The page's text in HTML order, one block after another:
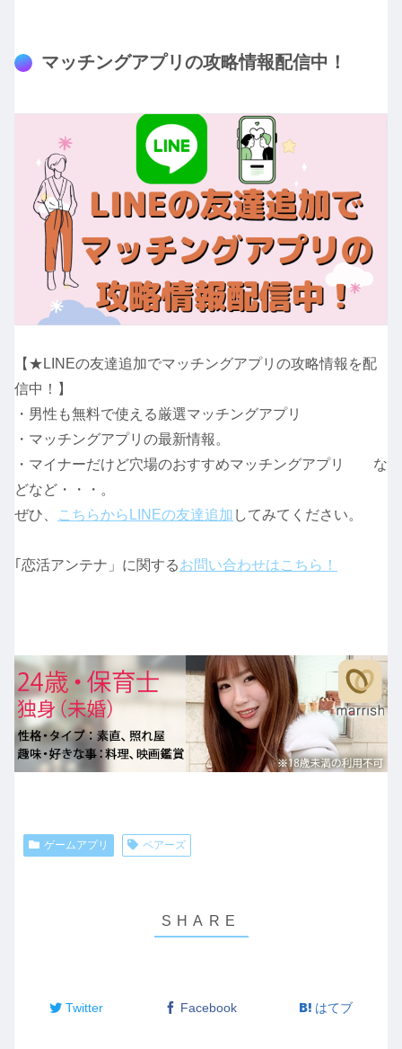
マッチングアプリの攻略情報配信中！
【★LINEの友達追加でマッチングアプリの攻略情報を配
信中！】
・男性も無料で使える厳選マッチングアプリ
・マッチングアプリの最新情報。
・マイナーだけど穴場のおすすめマッチングアプリ な
どなど・・・。
ぜひ、
こちらからLINEの友達追加 してみてください。
｢恋活アンテナ」に関するお問い合わせはこちら！
ゲームアプリ ペアーズ
Twitter Facebook はてブ